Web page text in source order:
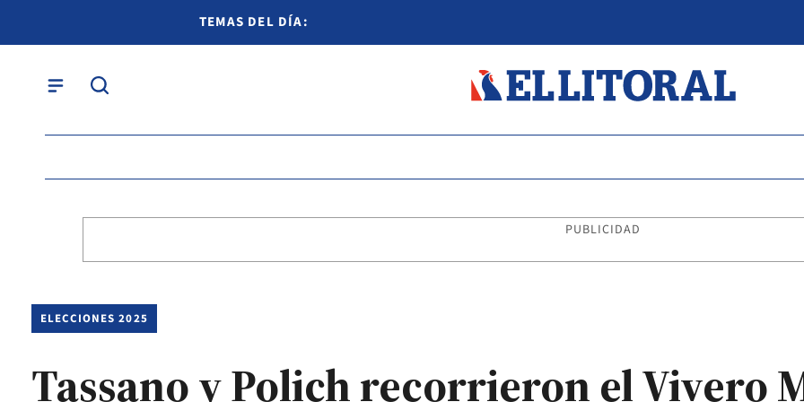
TEMAS DEL DÍA:
PUBLICIDAD
ELECCIONES 2025
Tassano y Polich recorrieron el Vivero